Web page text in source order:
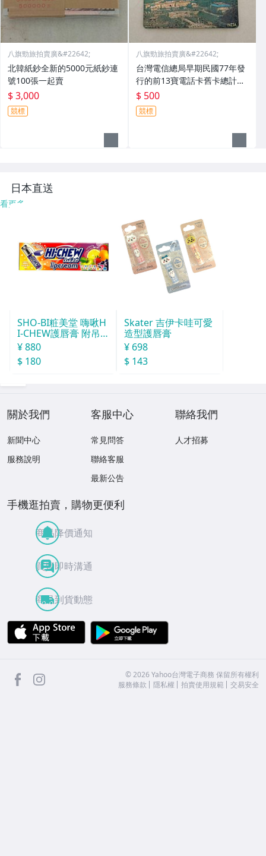
八旗勁旅拍賣廣&#22642;
北韓紙鈔全新的5000元紙鈔連
號100張一起賣
$ 3,000
競標
八旗勁旅拍賣廣&#22642;
台灣電信總局早期民國77年發
行的前13寶電話卡舊卡總計有
3張一起賣
$ 500
競標
日本直送
看更多
SHO-BI粧美堂 嗨啾H
I-CHEW護唇膏 附吊
飾(款式隨機)
¥ 880
$ 180
Skater 吉伊卡哇可愛
造型護唇膏
¥ 698
$ 143
關於我們
新聞中心
服務說明
客服中心
常見問答
聯絡客服
最新公告
聯絡我們
人才招募
手機逛拍賣，購物更便利
商品降價通知
買賣即時溝通
商品到貨動態
APP Store
facebook ©2026 Yahoo台灣電子商務 保留所有權利
服務條款
隱私權 拍賣使用規範 交易安全